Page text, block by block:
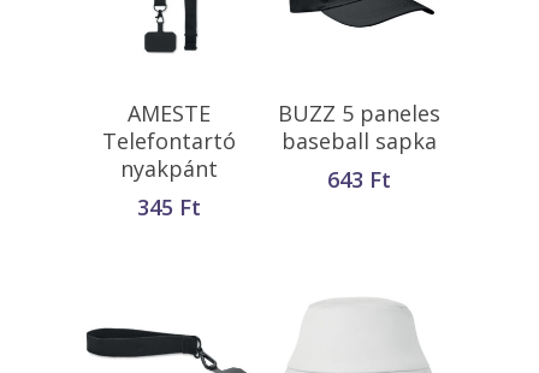
Opciók Választása
AMESTE
Telefontartó
nyakpánt
345 Ft
Opciók Választása
BUZZ 5 paneles
baseball sapka
643 Ft